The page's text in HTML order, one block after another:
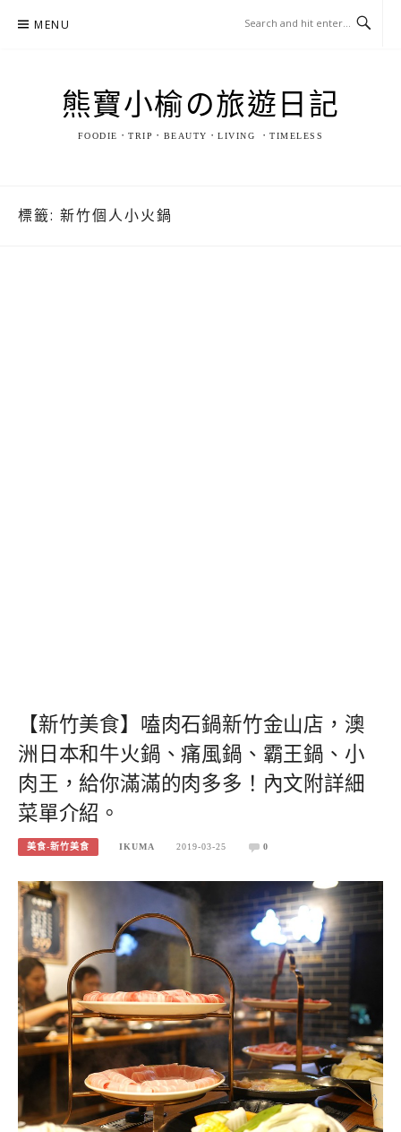
MENU
熊寶小榆の旅遊日記
FOODIE．TRIP．BEAUTY．LIVING ．TIMELESS
標籤: 新竹個人小火鍋
【新竹美食】嗑肉石鍋新竹金山店，澳
洲日本和牛火鍋、痛風鍋、霸王鍋、小
肉王，給你滿滿的肉多多！內文附詳細
菜單介紹。
美食-新竹美食 IKUMA 2019-03-25 0